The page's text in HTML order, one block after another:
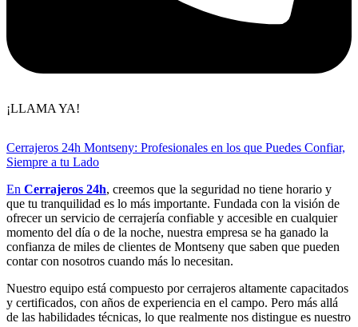
¡LLAMA YA!
Cerrajeros 24h Montseny: Profesionales en los que Puedes Confiar,
Siempre a tu Lado
En Cerrajeros 24h, creemos que la seguridad no tiene horario y
que tu tranquilidad es lo más importante. Fundada con la visión de
ofrecer un servicio de cerrajería confiable y accesible en cualquier
momento del día o de la noche, nuestra empresa se ha ganado la
confianza de miles de clientes de Montseny que saben que pueden
contar con nosotros cuando más lo necesitan.
Nuestro equipo está compuesto por cerrajeros altamente capacitados
y certificados, con años de experiencia en el campo. Pero más allá
de las habilidades técnicas, lo que realmente nos distingue es nuestro